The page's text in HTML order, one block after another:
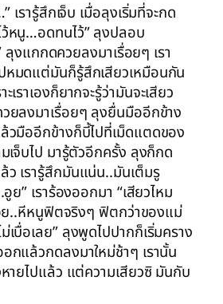
เรารู้สึกเจ็บ เมื่อลุงเริ่มที่จะกด
หนู…อดทนไว้” ลุงปลอบ
งแกกดควยลงมาเรื่อยๆ เรา
หมดแต่มันก็รู้สึกเสียวเหมือนกัน
เราเองก็ยากจะรู้ว่ามันจะเสียว
ยลงมาเรื่อยๆ ลุงยื่นมืออีกข้าง
วมืออีกข้างก็บี้ไปที่เม็ดแตดของ
มเจ็บไป มารู้ตัวอีกครั้ง ลุงก็กด
ว เรารู้สึกมันแน่น..มันเต็มรู
ย” เราร้องออกมา “เสียวไหม
ย..หีหนูฟิตจริงๆ ฟิตกว่าของแม่
เบื่อเลย” ลุงพูดไปปากก็เริ่มคราง
กแล้วกดลงมาใหม่ช้าๆ เรานั้น
หายไปแล้ว แต่ความเสียวซิ มันกับ